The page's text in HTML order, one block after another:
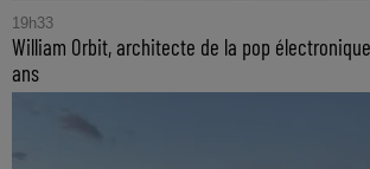
19h33
William Orbit, architecte de la pop
ans